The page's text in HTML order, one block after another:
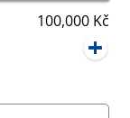
100,000 Kč